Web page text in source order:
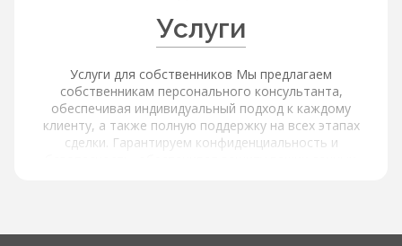
Услуги
Услуги для собственников Мы предлагаем
собственникам персонального консультанта,
обеспечивая индивидуальный подход к каждому
клиенту, а также полную поддержку на всех этапах
сделки. Гарантируем конфиденциальность и